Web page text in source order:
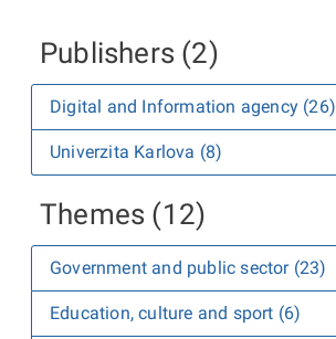
Publishers (2)
Digital and Information agency (26)
Univerzita Karlova (8)
Themes (12)
Government and public sector (23)
Education, culture and sport (6)